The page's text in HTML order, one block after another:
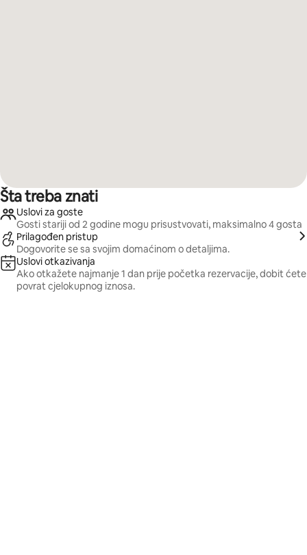
Šta treba znati
Uslovi za goste
Gosti stariji od 2 godine mogu prisustvovati, maksimalno 4 gosta
Prilagođen pristup
Dogovorite se sa svojim domaćinom o detaljima.
Uslovi otkazivanja
Ako otkažete najmanje 1 dan prije početka rezervacije, dobit ćete
povrat cjelokupnog iznosa.